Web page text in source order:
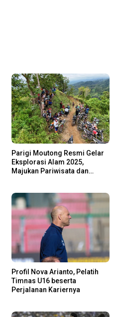
Parigi Moutong Resmi Gelar
Eksplorasi Alam 2025,
Majukan Pariwisata dan
Profil Nova Arianto, Pelatih
Timnas U16 beserta
Perjalanan Kariernya